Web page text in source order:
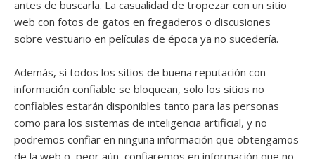
antes de buscarla. La casualidad de tropezar con un sitio
web con fotos de gatos en fregaderos o discusiones
sobre vestuario en películas de época ya no sucedería.
Además, si todos los sitios de buena reputación con
información confiable se bloquean, solo los sitios no
confiables estarán disponibles tanto para las personas
como para los sistemas de inteligencia artificial, y no
podremos confiar en ninguna información que obtengamos
de la web o, peor aún, confiaremos en información que no